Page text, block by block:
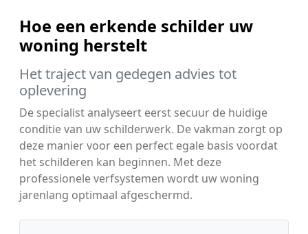
Hoe een erkende schilder uw
woning herstelt
Het traject van gedegen advies tot
oplevering
De specialist analyseert eerst secuur de huidige
conditie van uw schilderwerk. De vakman zorgt op
deze manier voor een perfect egale basis voordat
het schilderen kan beginnen. Met deze
professionele verfsystemen wordt uw woning
jarenlang optimaal afgeschermd.